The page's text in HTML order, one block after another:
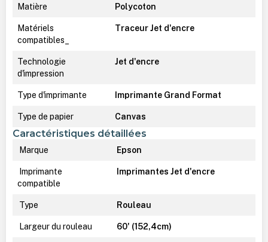
Matière Polycoton
Matériels
compatibles_
Traceur Jet d'encre
Technologie
d'impression
Jet d'encre
Type d'imprimante Imprimante Grand Format
Type de papier Canvas
Caractéristiques détaillées
Marque Epson
Imprimante
compatible
Imprimantes Jet d'encre
Type Rouleau
Largeur du rouleau 60' (152,4cm)